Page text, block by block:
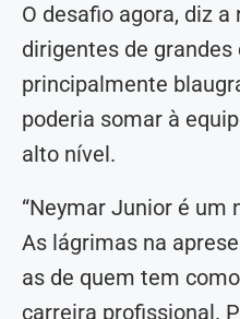
O desafio agora, diz
dirigentes de
principalmente
poderia somar à
alto nível.
“Neymar Junior é um
As lágrimas na
as de quem tem
carreira profissional.